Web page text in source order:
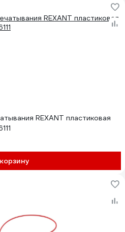
REXANT пластиковая